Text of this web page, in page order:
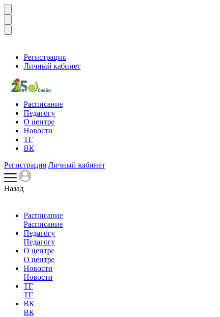
Регистрация
Личный кабинет
Расписание
Педагогу
О центре
Новости
ТГ
ВК
Регистрация Личный кабинет
Назад
Расписание
Расписание
Педагогу
Педагогу
О центре
О центре
Новости
Новости
ТГ
ТГ
ВК
ВК